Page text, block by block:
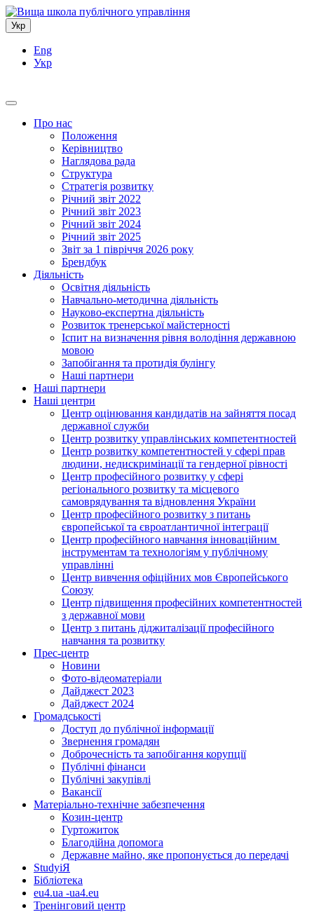
Укр
Eng
Укр
Про нас
Положення
Керівництво
Наглядова рада
Структура
Стратегія розвитку
Річний звіт 2022
Річний звіт 2023
Річний звіт 2024
Річний звіт 2025
Звіт за 1 півріччя 2026 року
Брендбук
Діяльність
Освітня діяльність
Навчально-методична діяльність
Науково-експертна діяльність
Розвиток тренерської майстерності
Іспит на визначення рівня володіння державною
мовою
Запобігання та протидія булінгу
Наші партнери
Наші партнери
Наші центри
Центр оцінювання кандидатів на зайняття посад
державної служби
Центр розвитку управлінських компетентностей
Центр розвитку компетентностей у сфері прав
людини, недискримінації та гендерної рівності
Центр професійного розвитку у сфері
регіонального розвитку та місцевого
самоврядування та відновлення України
Центр професійного розвитку з питань
європейської та євроатлантичної інтеграції
Центр професійного навчання інноваційним
інструментам та технологіям у публічному
управлінні
Центр вивчення офіційних мов Європейського
Союзу
Центр підвищення професійних компетентностей
з державної мови
Центр з питань діджиталізації професійного
навчання та розвитку
Прес-центр
Новини
Фото-відеоматеріали
Дайджест 2023
Дайджест 2024
Громадськості
Доступ до публічної інформації
Звернення громадян
Доброчесність та запобігання корупції
Публічні фінанси
Публічні закупівлі
Вакансії
Матеріально-технічне забезпечення
Козин-центр
Гуртожиток
Благодійна допомога
Державне майно, яке пропонується до передачі
StudyіЯ
Бібліотека
eu4.ua -ua4.eu
Тренінговий центр